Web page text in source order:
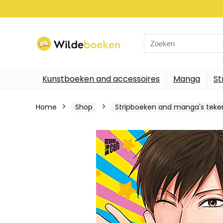
Search
for:
Kunstboeken and accessoires Manga
Home Shop Stripboeken and manga's